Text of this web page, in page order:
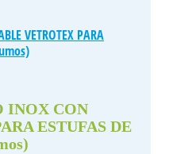
VETROTEX PARA
INOX CON
ESTUFAS DE